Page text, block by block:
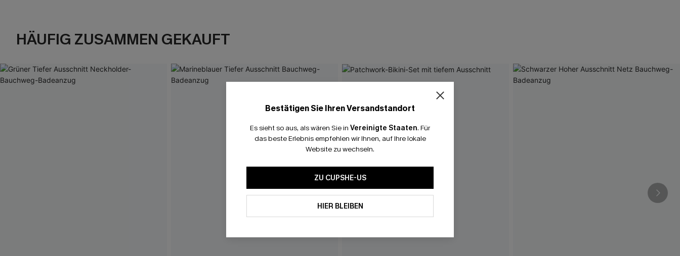
HÄUFIG ZUSAMMEN GEKAUFT
Bestätigen Sie Ihren Versandstandort
Es sieht so aus, als wären Sie in Vereinigte Staaten. Für
das beste Erlebnis empfehlen wir Ihnen, auf Ihre lokale
Website zu wechseln.
ZU CUPSHE-US
HIER BLEIBEN